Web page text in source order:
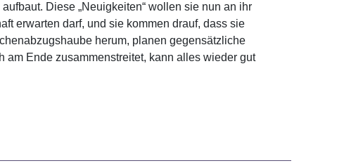
Diese „Neuigkeiten“ wollen sie nun an ihr
erwarten darf, und sie kommen drauf, dass sie
herum, planen gegensätzliche
am Ende zusammenstreitet, kann alles wieder gut